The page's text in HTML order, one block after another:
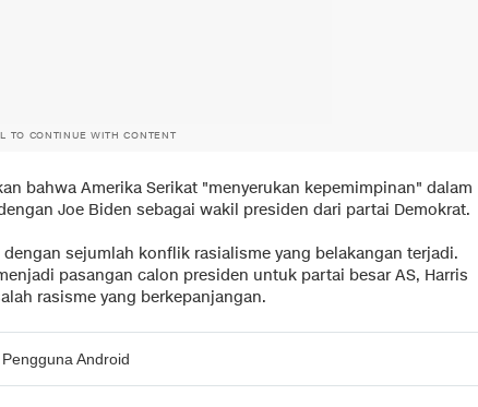
TO CONTINUE WITH CONTENT
bahwa Amerika Serikat "menyerukan kepemimpinan" dalam
Joe Biden sebagai wakil presiden dari partai Demokrat.
sejumlah konflik rasialisme yang belakangan terjadi.
pasangan calon presiden untuk partai besar AS, Harris
rasisme yang berkepanjangan.
Android